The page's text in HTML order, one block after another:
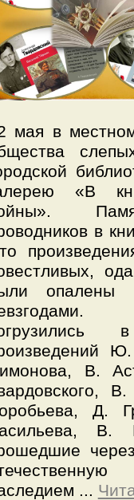
мая в
«В
в
опалены
В.
Д.
В.
...